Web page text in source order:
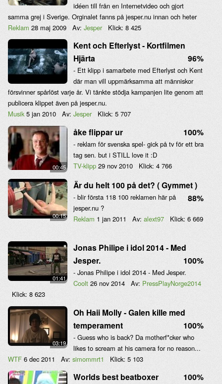
idéen till från en Internetvideo och gjort
samma grej i Sverige. Orginalet fanns på jesper.nu innan och heter
Reklam 28 maj 2009 Av: Jesper Klick: 8 425
Kent och Efterlyst - Kortfilmen
Hjärta
96%
- Ett klipp i samarbete med Efterlyst och Kent
där man vill uppmärksamma att människor
försvinner spårlöst varje år. Vi tänkte stödja kampanjen lite genom att
publicera klippet även på jesper.nu.
Musik 5 jan 2010 Av: Jesper Klick: 5 707
00:45
åke flippar ur 100%
- reklam för svenska spel- gick på tv för ett bra
tag sen. but i STILL love it :D
TV-klipp 29 nov 2010 Klick: 4 766
00:15
Är du helt 100 på det? ( Gymmet )
88%
- blir första 118 100 reklamen här på
jesper.nu ?
Reklam 1 jan 2011 Av: alext97 Klick: 6 669
01:41
Jonas Philipe i idol 2014 - Med
Jesper.
100%
- Jonas Philipe i idol 2014 - Med Jesper.
Coolt 26 nov 2014 Av: PressPlayNorge2014
Klick: 8 623
03:19
Oh Haii Molly - Galen kille med
temperament
100%
- Guess who is back? Da motherf*cker who
likes to scream at his camera for no reason...
WTF 6 dec 2011 Av: simommrt1 Klick: 5 103
Worlds best beatboxer 100%